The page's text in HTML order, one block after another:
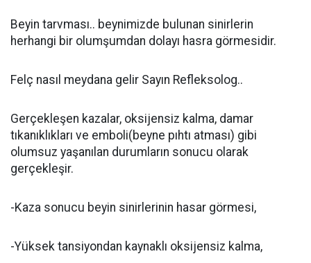
Beyin tarvması.. beynimizde bulunan sinirlerin
herhangi bir olumşumdan dolayı hasra görmesidir.
Felç nasıl meydana gelir Sayın Refleksolog..
Gerçekleşen kazalar, oksijensiz kalma, damar
tıkanıklıkları ve emboli(beyne pıhtı atması) gibi
olumsuz yaşanılan durumların sonucu olarak
gerçekleşir.
-Kaza sonucu beyin sinirlerinin hasar görmesi,
-Yüksek tansiyondan kaynaklı oksijensiz kalma,